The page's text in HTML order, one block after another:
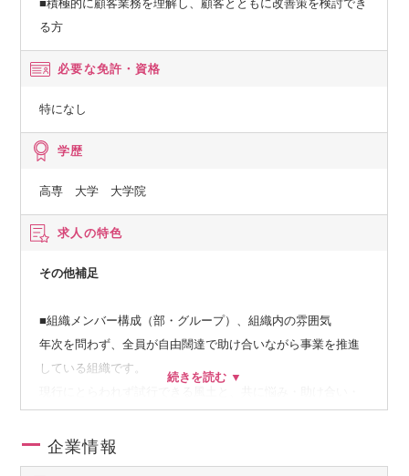
■積極的に顧客業務を理解し、顧客とともに改善策を検討でき
る方
必要な免許・資格
特になし
学歴
高専 大学 大学院
求人の特色
その他補足
■組織メンバー構成（部・グループ）、組織内の雰囲気
年次を問わず、全員が自由闊達で助け合いながら事業を推進
している組織です。
企業情報